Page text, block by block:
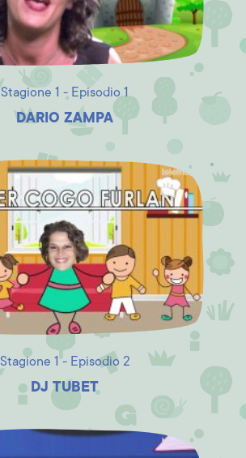
Stagione 1 - Episodio 1
DARIO ZAMPA
Stagione 1 - Episodio 2
DJ TUBET